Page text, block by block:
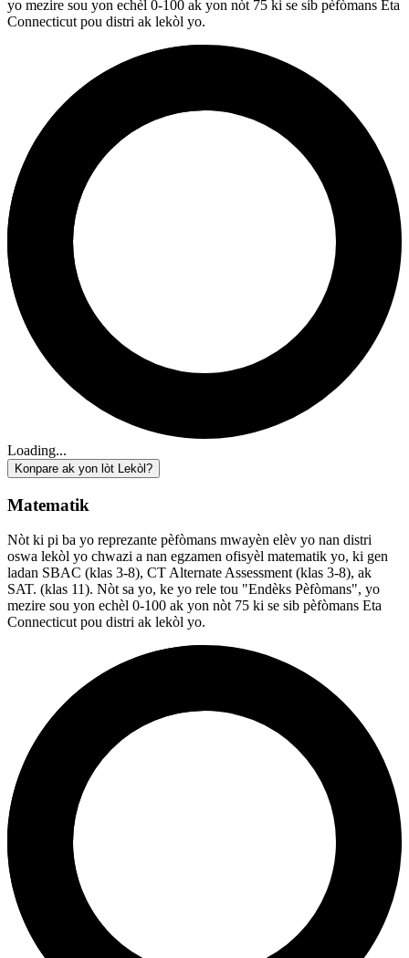
yo mezire sou yon echèl 0-100 ak yon nòt 75 ki se sib pèfòmans Eta
Connecticut pou distri ak lekòl yo.
Loading...
Konpare ak yon lòt Lekòl?
Matematik
Nòt ki pi ba yo reprezante pèfòmans mwayèn elèv yo nan distri
oswa lekòl yo chwazi a nan egzamen ofisyèl matematik yo, ki gen
ladan SBAC (klas 3-8), CT Alternate Assessment (klas 3-8), ak
SAT. (klas 11). Nòt sa yo, ke yo rele tou "Endèks Pèfòmans", yo
mezire sou yon echèl 0-100 ak yon nòt 75 ki se sib pèfòmans Eta
Connecticut pou distri ak lekòl yo.